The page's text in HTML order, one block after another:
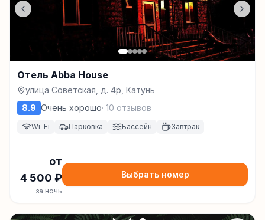
Отель Abba House
улица Советская, д. 4р, Катунь
8.9 Очень хорошо· 10 отзывов
Wi-Fi Парковка Бассейн Завтрак
от
4 500 ₽
за ночь
Выбрать номер